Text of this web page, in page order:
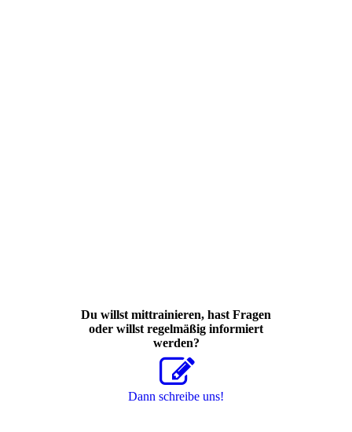
Du willst mittrainieren, hast Fragen
oder willst regelmäßig informiert
werden?
Dann schreibe uns!